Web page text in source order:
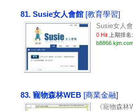
81. Susie女人會館 [教育學習]
Susie女人
0 Hit 上期排
83. 寵物森林WEB [商業金融]
《寵物森